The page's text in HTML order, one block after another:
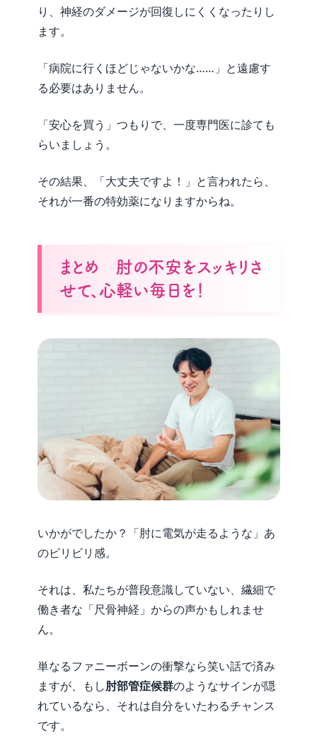
り、神経のダメージが回復しにくくなったりし
ます。
「病院に行くほどじゃないかな……」と遠慮す
る必要はありません。
「安心を買う」つもりで、一度専門医に診ても
らいましょう。
その結果、「大丈夫ですよ！」と言われたら、
それが一番の特効薬になりますからね。
まとめ 肘の不安をスッキリさ
せて、心軽い毎日を！
いかがでしたか？「肘に電気が走るような」あ
のビリビリ感。
それは、私たちが普段意識していない、繊細で
働き者な「尺骨神経」からの声かもしれませ
ん。
単なるファニーボーンの衝撃なら笑い話で済み
ますが、もし肘部管症候群のようなサインが隠
れているなら、それは自分をいたわるチャンス
です。